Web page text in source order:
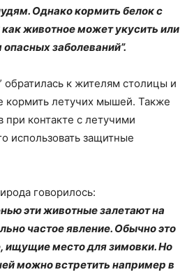
Однако кормить белок с
животное может укусить или
заболеваний”.
обратилась к жителям столицы и
кормить летучих мышей. Также
при контакте с летучими
использовать защитные
говорилось:
эти животные залетают на
частое явление. Обычно это
место для зимовки. Но
можно встретить например в